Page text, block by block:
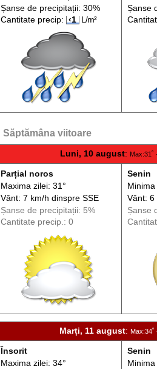
Șanse de precipitații: 30%
Cantitate precip:
‹1 L/m²
Șanse
Săptămâna viitoare
Luni, 10 august: Max:31˚
Parțial noros
Maxima zilei: 31°
Vânt: 7 km/h dinspreSSE
Șanse de precipitații: 5%
Cantitate precip.: 0
Senin
Vânt: 6
Șanse
Marți, 11 august: Max:34˚
Însorit
Maxima zilei: 34°
Senin